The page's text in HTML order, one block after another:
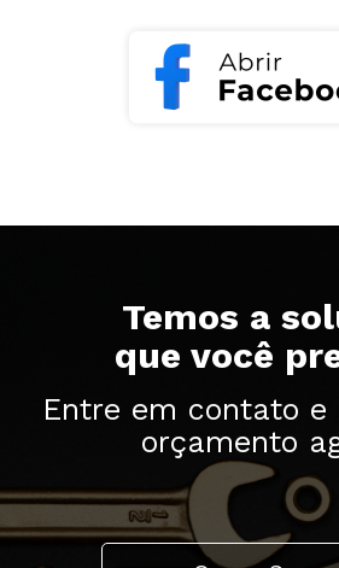
Temos a
que você
Entre em contato
orçamento